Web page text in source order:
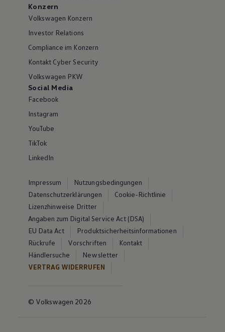
Konzern
Volkswagen Konzern
Investor Relations
Compliance im Konzern
Kontakt Cyber Security
Volkswagen PKW
Social Media
Facebook
Instagram
YouTube
TikTok
LinkedIn
Impressum
Nutzungsbedingungen
Datenschutzerklärungen
Cookie-Richtlinie
Lizenzhinweise Dritter
Angaben zum Digital Service Act (DSA)
EU Data Act
Produktsicherheitsinformationen
Rückrufe
Vorschriften
Kontakt
Händlersuche
Newsletter
VERTRAG WIDERRUFEN
© Volkswagen 2026